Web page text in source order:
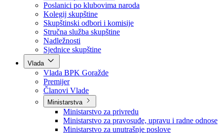
Skupština BPK Goražde
Rukovodstvo
Poslanici po strankama
Poslanici po klubovima naroda
Kolegij skupštine
Skupštinski odbori i komisije
Stručna služba skupštine
Nadležnosti
Sjednice skupštine
Vlada
Vlada BPK Goražde
Premijer
Članovi Vlade
Ministarstva